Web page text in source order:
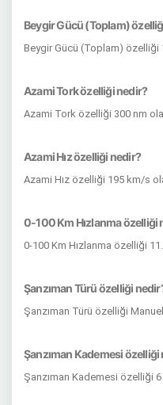
Beygir Gücü (Toplam)
Beygir Gücü (Toplam) özelliği
Azami Tork özelliği nedir?
Azami Tork özelliği 300 nm
Azami Hız özelliği nedir?
Azami Hız özelliği 195 km/s
0-100 Km Hızlanma özelliği
0-100 Km Hızlanma özelliği
Şanzıman Türü özelliği
Şanzıman Türü özelliği
Şanzıman Kademesi özelliği
Şanzıman Kademesi özelliği